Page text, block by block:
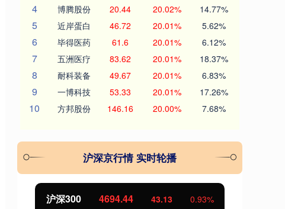
4 博腾股份 20.44 20.02% 14.77%
5 近岸蛋白 46.72 20.01% 5.62%
6 毕得医药 61.6 20.01% 6.12%
7 五洲医疗 83.62 20.01% 18.37%
8 耐科装备 49.67 20.01% 6.83%
9 一博科技 53.33 20.01% 17.26%
10 方邦股份 146.16 20.00% 7.68%
沪深京行情 实时轮播
北证50 1134.24 11.37 1.01%